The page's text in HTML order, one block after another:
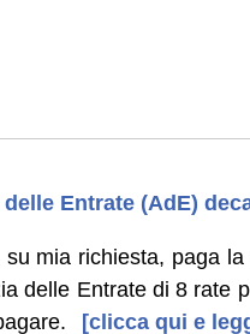
Entrate (AdE)
mia richiesta, paga
delle Entrate di 8 rate
[clicca qui e